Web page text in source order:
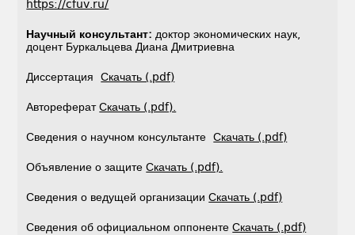
https://cfuv.ru/
Научный консультант: доктор экономических наук,
доцент Буркальцева Диана Дмитриевна
ДиссертацияСкачать (.pdf)
АвторефератСкачать (.pdf).
Сведения о научном консультантеСкачать (.pdf)
Объявление о защитеСкачать (.pdf).
Сведения о ведущей организацииСкачать (.pdf)
Сведения об официальном оппонентеСкачать (.pdf)